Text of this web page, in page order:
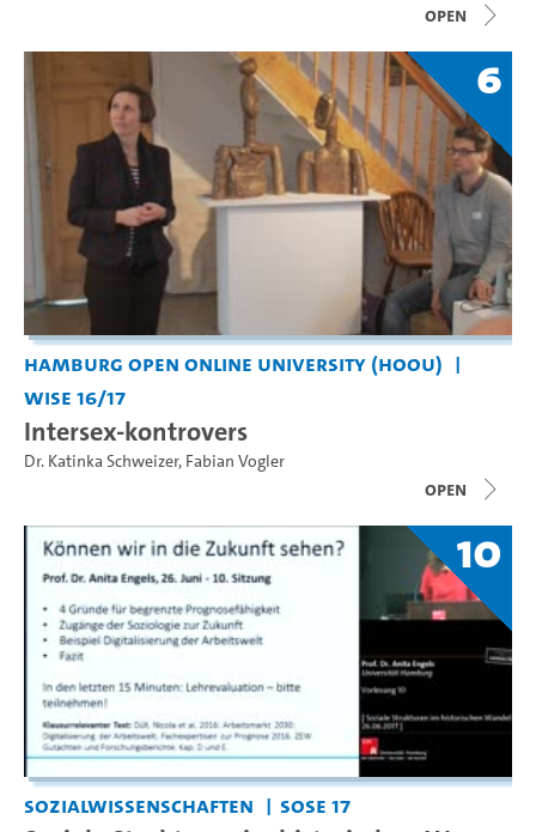
open
6
Hamburg Open Online University (HOOU)
WiSe 16/17
Intersex-kontrovers
Dr. Katinka Schweizer, Fabian Vogler
open
10
Sozialwissenschaften SoSe 17